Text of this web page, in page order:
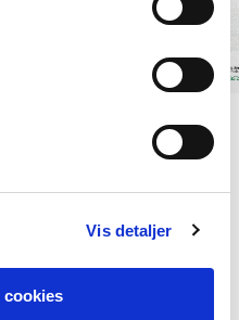
Vis detaljer
cookies
Kapitalfonde